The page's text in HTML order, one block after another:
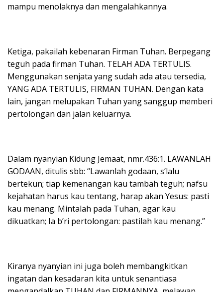
mampu menolaknya dan mengalahkannya.
Ketiga, pakailah kebenaran Firman Tuhan. Berpegang
teguh pada firman Tuhan. TELAH ADA TERTULIS.
Menggunakan senjata yang sudah ada atau tersedia,
YANG ADA TERTULIS, FIRMAN TUHAN. Dengan kata
lain, jangan melupakan Tuhan yang sanggup memberi
pertolongan dan jalan keluarnya.
Dalam nyanyian Kidung Jemaat, nmr.436:1. LAWANLAH
GODAAN, ditulis sbb: “Lawanlah godaan, s’lalu
bertekun; tiap kemenangan kau tambah teguh; nafsu
kejahatan harus kau tentang, harap akan Yesus: pasti
kau menang. Mintalah pada Tuhan, agar kau
dikuatkan; Ia b’ri pertolongan: pastilah kau menang.”
Kiranya nyanyian ini juga boleh membangkitkan
ingatan dan kesadaran kita untuk senantiasa